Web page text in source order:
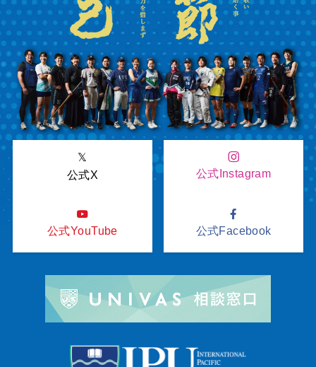
𝕏
公式X
公式Instagram
公式YouTube 公式Facebook